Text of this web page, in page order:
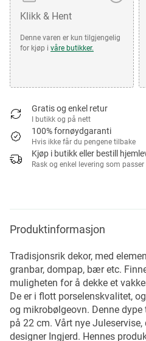
Klikk & Hent
Denne varen er kun tilgjengelig
for kjøp i våre butikker.
Gratis og enkel retur
I butikk og på nett
100% fornøydgaranti
Hvis ikke får du pengene tilbake
Kjøp i butikk eller bestill
Rask og enkel levering som passer
Produktinformasjon
Tradisjonsrik dekor, med
granbar, dompap, bær etc.
muligheten for å dekke et
De er i flott porselenskvalitet,
og mikrobølgeovn. Denne
på 22 cm. Vårt nye
designer Ingjerd. Hennes